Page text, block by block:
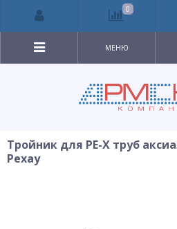
МЕНЮ
Тройник для PE-X труб
Рехау
0